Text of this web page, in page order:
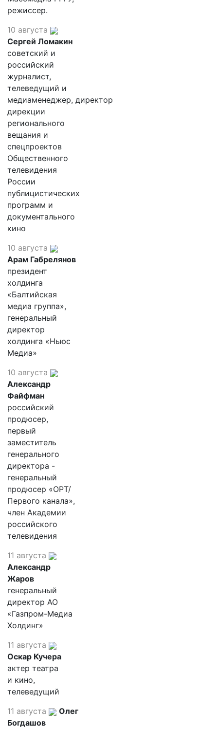
режиссер.
10 августа
Сергей Ломакин
советский и
российский
журналист,
телеведущий и
медиаменеджер, директор
дирекции
регионального
вещания и
спецпроектов
Общественного
телевидения
России
публицистических
программ и
документального
кино
10 августа
Арам Габрелянов
президент
холдинга
«Балтийская
медиа группа»,
генеральный
директор
холдинга «Ньюс
Медиа»
10 августа
Александр
Файфман
российский
продюсер,
первый
заместитель
генерального
директора -
генеральный
продюсер «ОРТ/
Первого канала»,
член Академии
российского
телевидения
11 августа
Александр
Жаров
генеральный
директор АО
«Газпром-Медиа
Холдинг»
11 августа
Оскар Кучера
актер театра
и кино,
телеведущий
11 августа
Олег
Богдашов